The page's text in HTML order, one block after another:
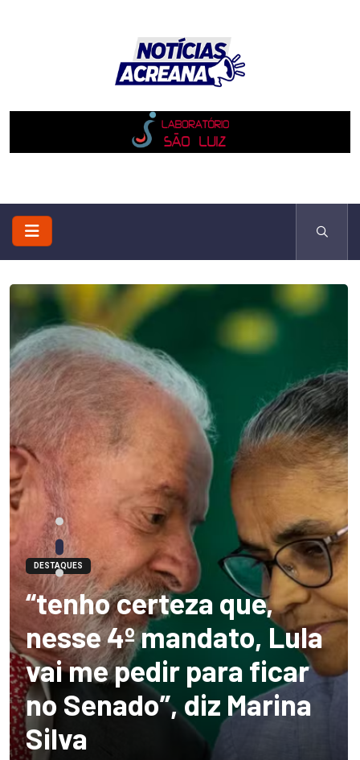
DESTAQUES
“tenho certeza que,
nesse 4º mandato, Lula
vai me pedir para ficar
no Senado”, diz Marina
Silva